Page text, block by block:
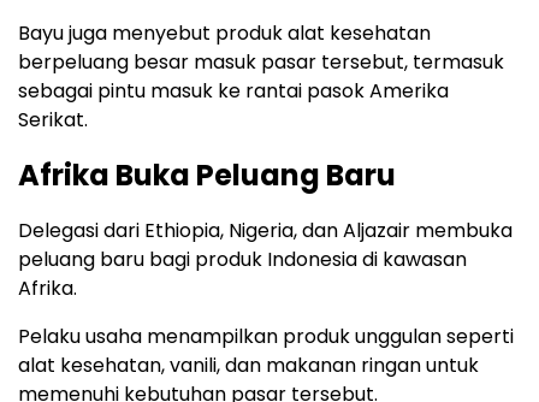
Bayu juga menyebut produk alat kesehatan
berpeluang besar masuk pasar tersebut, termasuk
sebagai pintu masuk ke rantai pasok Amerika
Serikat.
Afrika Buka Peluang Baru
Delegasi dari Ethiopia, Nigeria, dan Aljazair membuka
peluang baru bagi produk Indonesia di kawasan
Afrika.
Pelaku usaha menampilkan produk unggulan seperti
alat kesehatan, vanili, dan makanan ringan untuk
memenuhi kebutuhan pasar tersebut.